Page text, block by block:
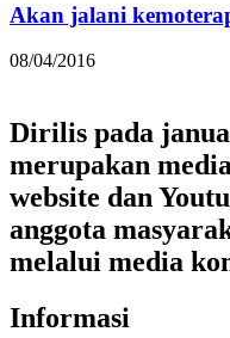
Akan jalani
08/04/2016
Dirilis pada
merupakan
website dan
anggota
melalui media
Informasi